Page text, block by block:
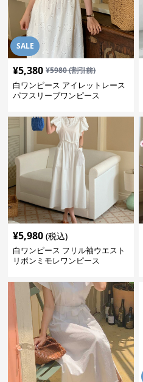
SALE
¥5,380 ¥5980(割引前)
白ワンピース アイレットレース
パフスリーブワンピース
¥5,980 (税込)
白ワンピース フリル袖ウエスト
リボンミモレワンピース